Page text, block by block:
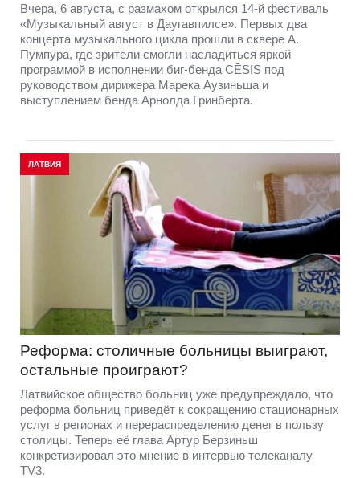
Вчера, 6 августа, с размахом открылся 14-й фестиваль
«Музыкальный август в Даугавпилсе». Первых два
концерта музыкального цикла прошли в сквере А.
Пумпура, где зрители смогли насладиться яркой
программой в исполнении биг-бенда CĒSIS под
руководством дирижера Марека Аузиньша и
выступлением бенда Арнолда Гринберта.
ЛАТВИЯ
Реформа: столичные больницы выиграют,
остальные проиграют?
Латвийское общество больниц уже предупреждало, что
реформа больниц приведёт к сокращению стационарных
услуг в регионах и перераспределению денег в пользу
столицы. Теперь её глава Артур Берзиньш
конкретизировал это мнение в интервью телеканалу
TV3.